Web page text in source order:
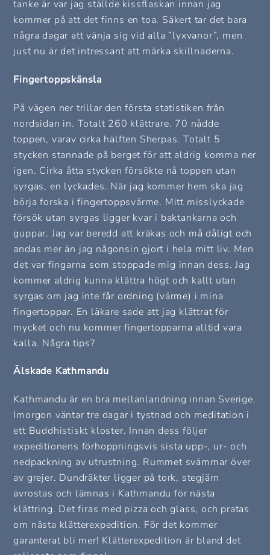
tanke är var jag ställde kissflaskan innan jag
kommer på att det finns en toa. Säkert tar det bara
några dagar att vänja sig vid alla ”lyxvanor”, men
just nu är det intressant att märka skillnaderna.
Fingertoppskänsla
På vägen ner trillar den första statistiken från
nordsidan in. Totalt 260 klättrare. 70 nådde
toppen, varav cirka hälften Sherpas. Totalt 5
stycken stannade på berget för att aldrig komma ner
igen. Cirka åtta stycken försökte nå toppen utan
syrgas, en lyckades. När jag kommer hem ska jag
börja forska i fingertoppsvärme. Mitt misslyckade
försök utan syrgas ligger kvar i baktankarna och
guppar. Jag var beredd att kräkas och må dåligt och
andas mer än jag någonsin gjort i hela mitt liv. Men
det var fingarna som stoppade mig innan dess. Jag
kommer aldrig kunna klättra högt och kallt utan
syrgas om jag inte får ordning (värme) i mina
fingertoppar. En läkare sade att jag klättrat för
mycket och nu kommer fingertopparna alltid vara
kalla. Några tips?
Älskade Kathmandu
Kathmandu är en bra mellanlandning innan Sverige.
Imorgon väntar tre dagar i tystnad och meditation i
ett Buddhistiskt kloster. Innan dess följer
expeditionens förhoppningsvis sista upp-, ur- och
nedpackning av utrustning. Rummet svämmar över
av grejer. Dundräkter ligger på tork, stegjärn
avrostas och lämnas i Kathmandu för nästa
klättring. Det firas med pizza och glass, och pratas
om nästa klätterexpedition. För det kommer
garanterat bli mer! Klätterexpedition är bland det